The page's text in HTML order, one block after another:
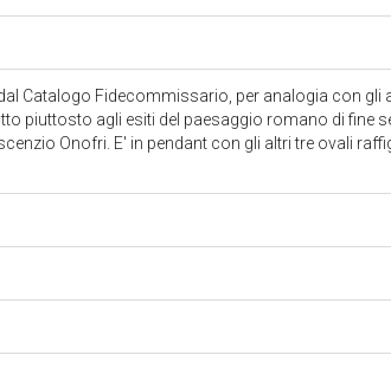
Catalogo Fidecommissario, per analogia con gli
piuttosto agli esiti del paesaggio romano di fine
Onofri. E' in pendant con gli altri tre ovali